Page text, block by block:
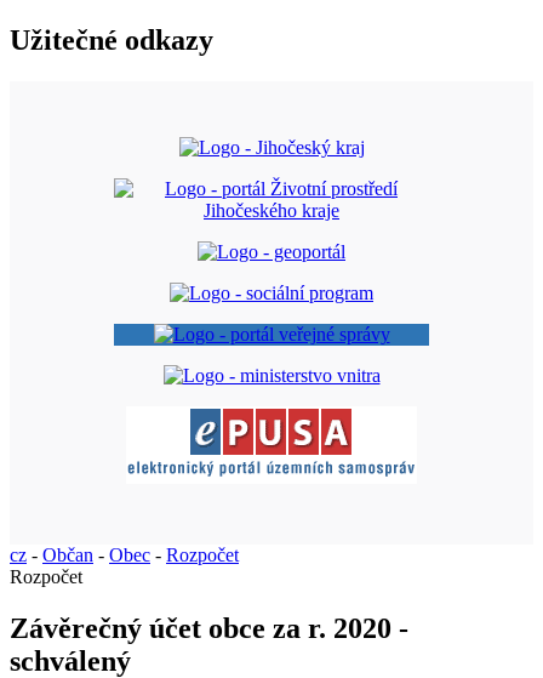
Užitečné odkazy
cz - Občan - Obec - Rozpočet
Rozpočet
Závěrečný účet obce za r. 2020 -
schválený